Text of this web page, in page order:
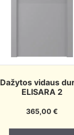
Dažytos vidaus
ELISARA 2
365,00 €